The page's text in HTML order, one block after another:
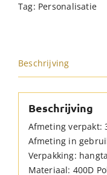
Tag: Personalisatie
Beschrijving
Beschrijving
Afmeting verpakt:
Afmeting in
Verpakking:
Materiaal: 400D